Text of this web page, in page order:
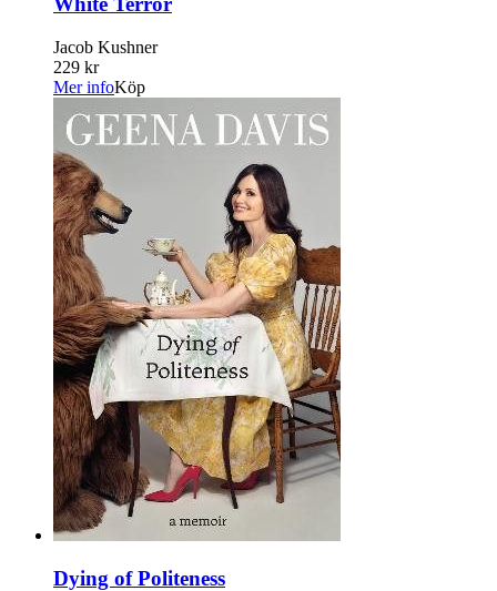
Jacob Kushner
229 kr
Mer infoKöp
Dying of Politeness